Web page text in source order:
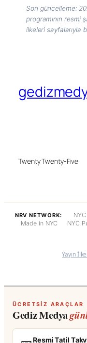
Son güncelleme:
programının resmi
ilkeleri sayfalarıyla
Twenty Twenty-Five
NRV NETWORK:
Made in NYC
NYC
Yayın
ÜCRETSIZ ARAÇLAR
Gediz Medya
Resmi Tatil